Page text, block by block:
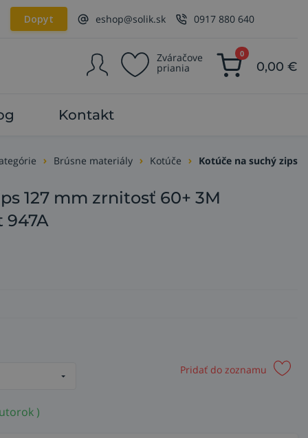
Dopyt eshop@solik.sk 0917 880 640
Zváračove
priania
0
0,00 €
Kontakt
Brúsne materiály Kotúče Kotúče na suchý zips
127 mm zrnitosť 60+ 3M
947A
Pridať do zoznamu
)